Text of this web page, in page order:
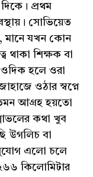
প্রথম
সোভিয়েত
মানে যখন কোন
থাকা শিক্ষক বা
হলে ওরা
ওঠার স্বপ্নে
আগ্রহ হয়তো
কথা খুব
উগলিচ বা
এলো চলে
কিলোমিটার